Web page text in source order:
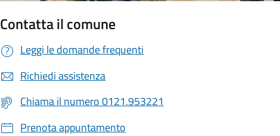
Contatta il comune
Leggi le domande frequenti
Richiedi assistenza
Chiama il numero 0121.953221
Prenota appuntamento